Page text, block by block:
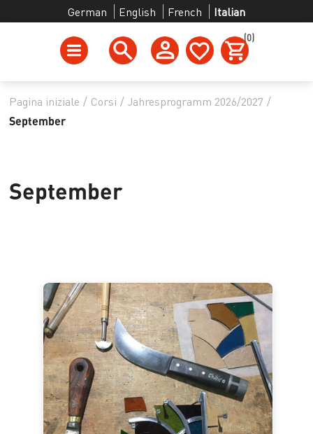
German English French Italian
(0)
Pagina iniziale / Corsi / Jahresprogramm 2026/2027 /
September
September